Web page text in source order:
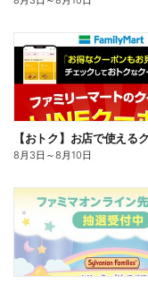
8月3日 ～8月10日